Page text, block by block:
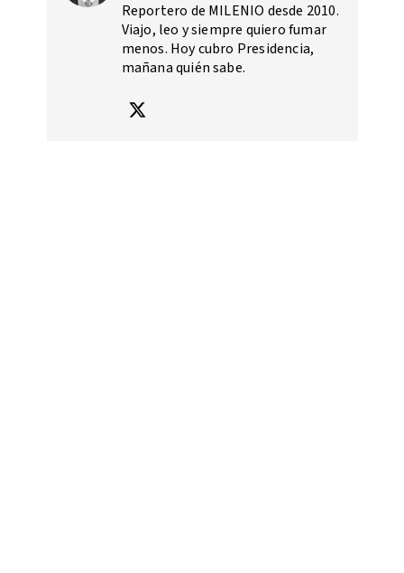
Reportero de MILENIO desde 2010.
Viajo, leo y siempre quiero fumar
menos. Hoy cubro Presidencia,
mañana quién sabe.